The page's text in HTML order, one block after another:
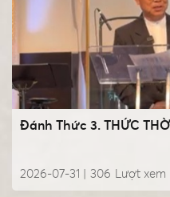
Đánh Thức 3. THỨC
2026-07-31 | Lượt xem
306